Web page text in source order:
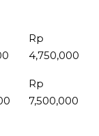
Rp
4,750,000
Rp
7,500,000